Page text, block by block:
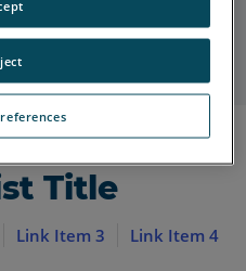
Link Item 3 Link Item 4
Title
Link Item 3 Link Item 4